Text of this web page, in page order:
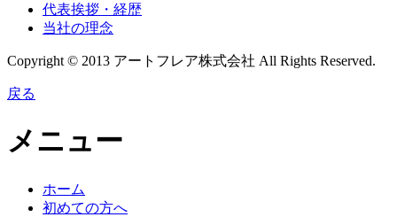
代表挨拶・経歴
当社の理念
Copyright © 2013 アートフレア株式会社 All Rights Reserved.
戻る
メニュー
ホーム
初めての方へ